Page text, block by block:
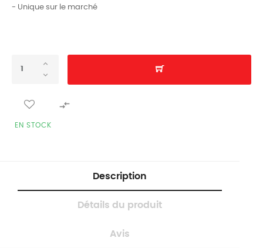
- Unique sur le marché

EN STOCK
Description
Détails du produit
Avis